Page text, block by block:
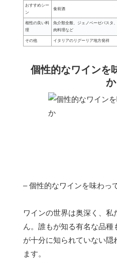
おすすめシー
ン
食前酒
相性の良い料
理
魚介類全般、ジェノベーゼパスタ
肉料理など
その他 イタリアのリグーリア地方発祥
個性的なワインを
か
– 個性的なワインを味わっ
ワインの世界は奥深く、
ん。誰もが知る有名な品種
が十分に知られていない隠
ます。